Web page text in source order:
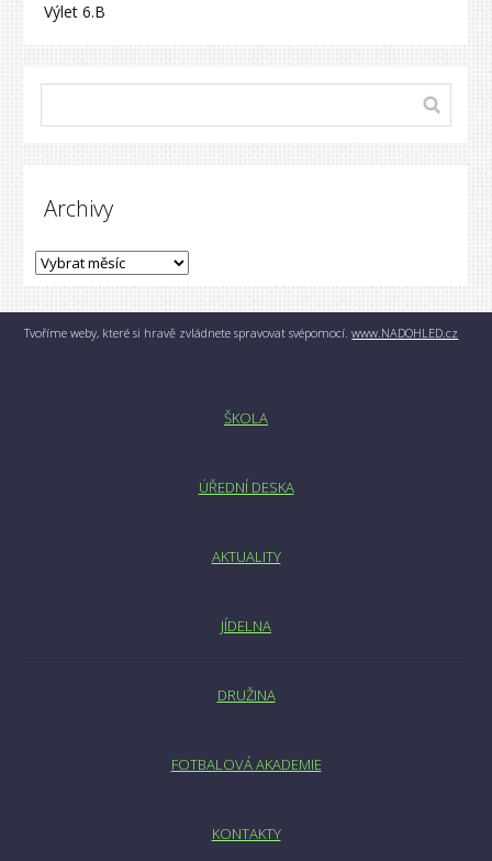
Výlet 6.B
Archivy
Tvoříme weby, které si hravě zvládnete spravovat svépomocí.www.NADOHLED.cz
ŠKOLA
ÚŘEDNÍ DESKA
AKTUALITY
JÍDELNA
DRUŽINA
FOTBALOVÁ AKADEMIE
KONTAKTY